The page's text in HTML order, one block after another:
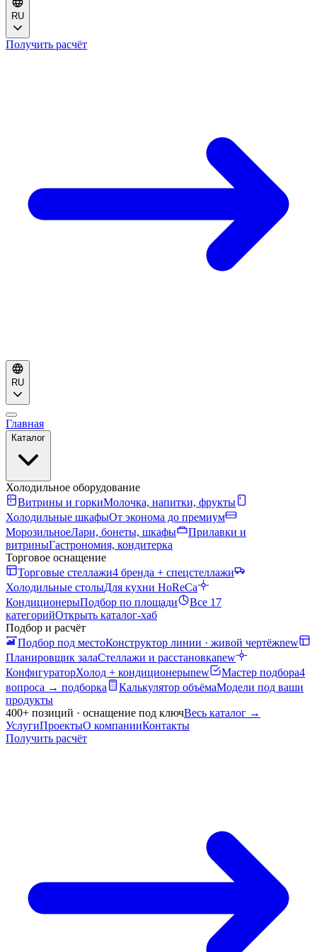
RU
Получить расчёт
RU
Главная
Каталог
Холодильное оборудование
Витрины и горкиМолочка, напитки, фрукты
Холодильные шкафыОт эконома до премиум
МорозильноеЛари, бонеты, шкафы
Прилавки и
витриныГастрономия, кондитерка
Торговое оснащение
Торговые стеллажи4 бренда + спецстеллажи
Холодильные столыДля кухни HoReCa
КондиционерыПодбор по площади
Все 17
категорийОткрыть каталог-хаб
Подбор и расчёт
Подбор под местоКонструктор линии · живой чертёжnew
Планировщик залаСтеллажи и расстановкаnew
КонфигураторХолод + кондиционерыnew Мастер подбора4
вопроса → подборка
Калькулятор объёмаМодели под ваши
продукты
400+ позиций · оснащение под ключВесь каталог →
УслугиПроектыО компанииКонтакты
Получить расчёт